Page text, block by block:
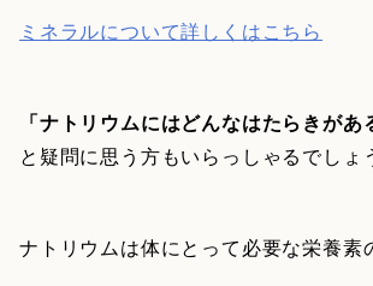
ミネラルについて詳しくはこちら
「ナトリウムにはどんなはたらきがあ
と疑問に思う方もいらっしゃるでしょ
ナトリウムは体にとって必要な栄養素